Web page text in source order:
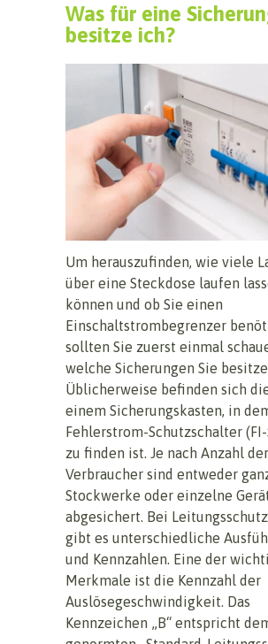
Was für eine
besitze ich?
Um herauszufinden, wie viele
über eine Steckdose laufen
können und ob Sie einen
Einschaltstrombegrenzer
sollten Sie zuerst einmal
welche Sicherungen Sie
Üblicherweise befinden sich
einem Sicherungskasten, in
Fehlerstrom-Schutzschalter
zu finden ist. Je nach Anzahl der
Verbraucher sind entweder
Stockwerke oder einzelne
abgesichert. Bei
gibt es unterschiedliche
und Kennzahlen. Eine der
Merkmale ist die Kennzahl der
Auslösegeschwindigkeit. Das
Kennzeichen „B“ entspricht